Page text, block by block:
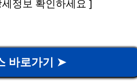
정보 확인하세요 ]
바로가기 ➤